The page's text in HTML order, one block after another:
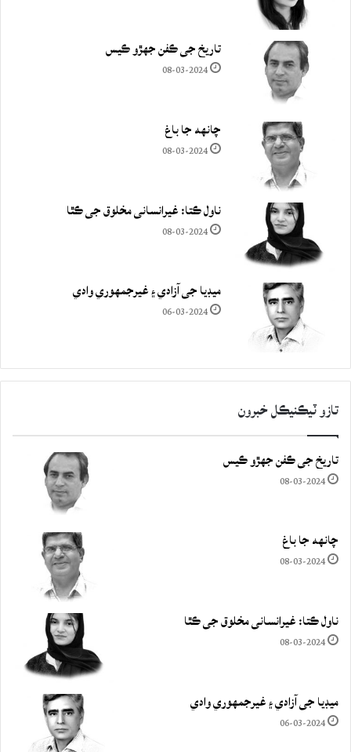
تاريخ جي ڪفن جھڙو ڪيس
08-03-2024
چانهه جا باغ
08-03-2024
ناول ڪتا: غيرانساني مخلوق جي ڪٿا
08-03-2024
ميڊيا جي آزادي ۽ غيرجمھوري وادي
06-03-2024
تازو ٽيڪنيڪل خبرون
تاريخ جي ڪفن جھڙو ڪيس
08-03-2024
چانهه جا باغ
08-03-2024
ناول ڪتا: غيرانساني مخلوق جي ڪٿا
08-03-2024
ميڊيا جي آزادي ۽ غيرجمھوري وادي
06-03-2024